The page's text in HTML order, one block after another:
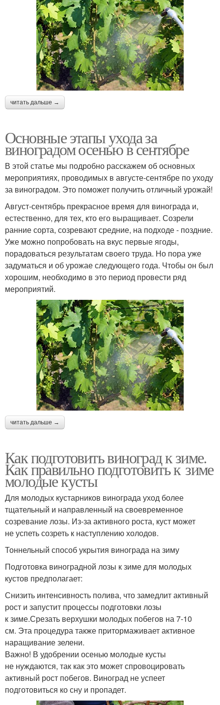
читать дальше →
Основные этапы ухода за
виноградом осенью в сентябре
В этой статье мы подробно расскажем об основных
мероприятиях, проводимых в августе-сентябре по уходу
за виноградом. Это поможет получить отличный урожай!
Август-сентябрь прекрасное время для винограда и,
естественно, для тех, кто его выращивает. Созрели
ранние сорта, созревают средние, на подходе - поздние.
Уже можно попробовать на вкус первые ягоды,
порадоваться результатам своего труда. Но пора уже
задуматься и об урожае следующего года. Чтобы он был
хорошим, необходимо в это период провести ряд
мероприятий.
читать дальше →
Как подготовить виноград к зиме.
Как правильно подготовить к зиме
молодые кусты
Для молодых кустарников винограда уход более
тщательный и направленный на своевременное
созревание лозы. Из-за активного роста, куст может
не успеть созреть к наступлению холодов.
Тоннельный способ укрытия винограда на зиму
Подготовка виноградной лозы к зиме для молодых
кустов предполагает:
Снизить интенсивность полива, что замедлит активный
рост и запустит процессы подготовки лозы
к зиме.Срезать верхушки молодых побегов на 7-10
см. Эта процедура также притормаживает активное
наращивание зелени.
Важно! В удобрении осенью молодые кусты
не нуждаются, так как это может спровоцировать
активный рост побегов. Виноград не успеет
подготовиться ко сну и пропадет.